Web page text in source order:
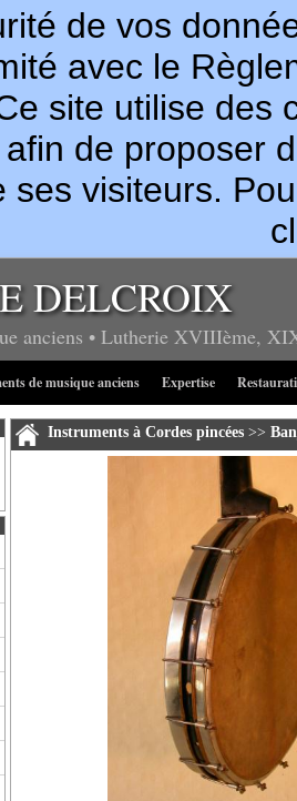
de vos
avec le
site utilise des
de proposer
ses visiteurs.
DELCROIX
anciens • Lutherie XVIIIème,
de musique anciens Expertise
Instruments à Cordes pincées>>